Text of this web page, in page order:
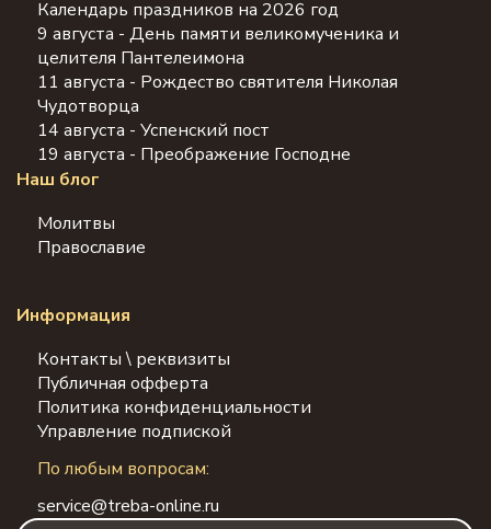
Календарь праздников на 2026 год
9 августа - День памяти великомученика и
целителя Пантелеимона
11 августа - Рождество святителя Николая
Чудотворца
14 августа - Успенский пост
19 августа - Преображение Господне
Наш блог
Молитвы
Православие
Информация
Контакты \ реквизиты
Публичная офферта
Политика конфиденциальности
Управление подпиской
По любым вопросам:
service@treba-online.ru